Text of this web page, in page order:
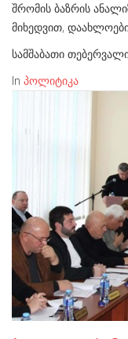
შრომის ბაზრის
მიხედვით,
სამშაბათი
In პოლიტიკა